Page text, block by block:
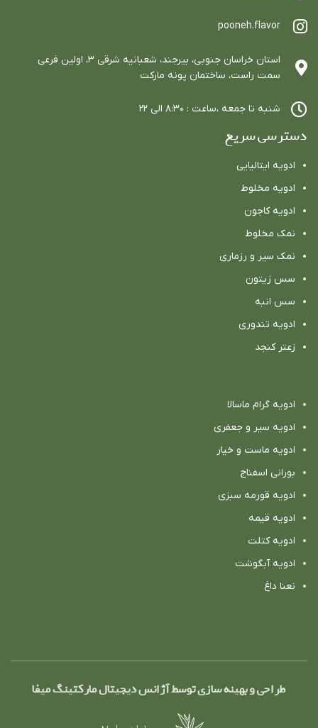
pooneh.flavor
استان خراسان جنوبي، بيرجند، شعبانيه شرقي ٣، اولين فرعي
سمت راست، ساختمان پونه ماركت
شنبه تا جمعه ،ساعت : ٨:٣٠ الي ٢٢
دسترسی سریع
ادویه ایتالیایی
ادویه مخلوط
ادویه كاجون
نمک مخلوط
نمک سیر و رزماری
سس زیتون
سس انبه
ادویه تندوری
زعتر کنجد
ادویه گرام ماسالا
ادویه سیر و جعفری
ادویه ماست و خیار
بورانی اسفناج
ادویه قورمه سبزی
ادویه قیمه
ادویه کتلت
ادویه آبگوشت
نعنا داغ
طراحی و بهینه سازی توسط آژانس دیجیتال مارکتینگ میفا